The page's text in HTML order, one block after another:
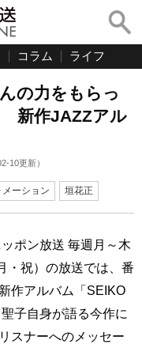
コラム ライフ
の力をもらっ
新作JAZZアル
10更新）
メーション 垣花正
ポン放送 毎週月～木
・祝）の放送では、番
作アルバム「SEIKO
子自身が語る今作に
スナーへのメッセー